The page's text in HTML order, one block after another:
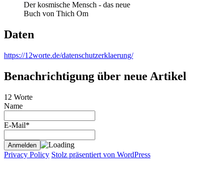
Der kosmische Mensch - das neue
Buch von Thich Om
Daten
https://12worte.de/datenschutzerklaerung/
Benachrichtigung über neue Artikel
12 Worte
Name
E-Mail*
Privacy Policy Stolz präsentiert von WordPress